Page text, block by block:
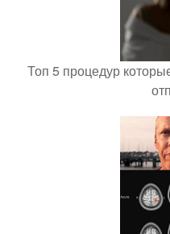
Топ 5 процедур